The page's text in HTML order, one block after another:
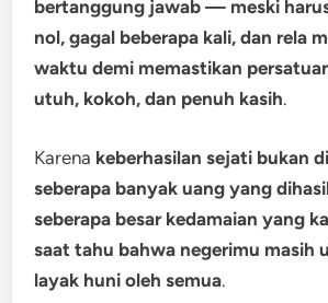
bertanggung jawab — meski
nol, gagal beberapa kali, dan rela
waktu demi memastikan
utuh, kokoh, dan penuh kasih.
Karena keberhasilan sejati bukan
seberapa banyak uang yang
seberapa besar kedamaian yang
saat tahu bahwa negerimu masih
layak huni oleh semua.